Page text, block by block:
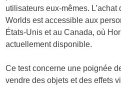
utilisateurs eux-mêmes. L’achat
Worlds est accessible aux
États-Unis et au Canada, où
actuellement disponible.
Ce test concerne une poignée
vendre des objets et des effets